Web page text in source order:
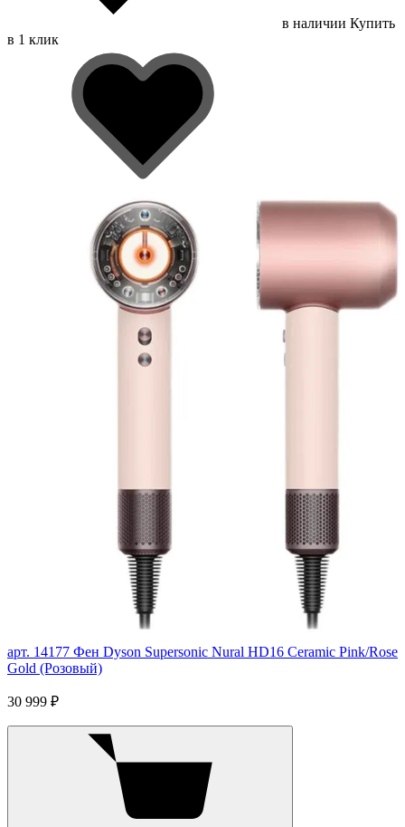
в наличии Купить
в 1 клик
арт. 14177 Фен Dyson Supersonic Nural HD16 Ceramic Pink/Rose
Gold (Розовый)
30 999 ₽